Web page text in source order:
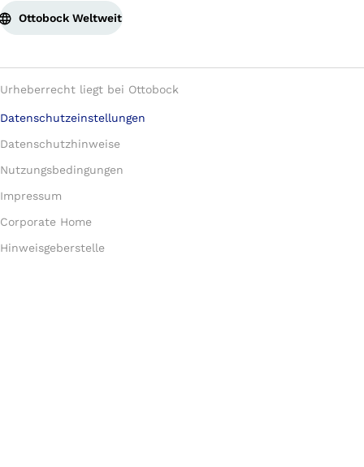
Ottobock Weltweit
Urheberrecht liegt bei Ottobock
Datenschutzeinstellungen
Datenschutzhinweise
Nutzungsbedingungen
Impressum
Corporate Home
Hinweisgeberstelle